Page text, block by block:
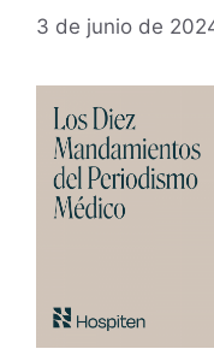
3 de junio de